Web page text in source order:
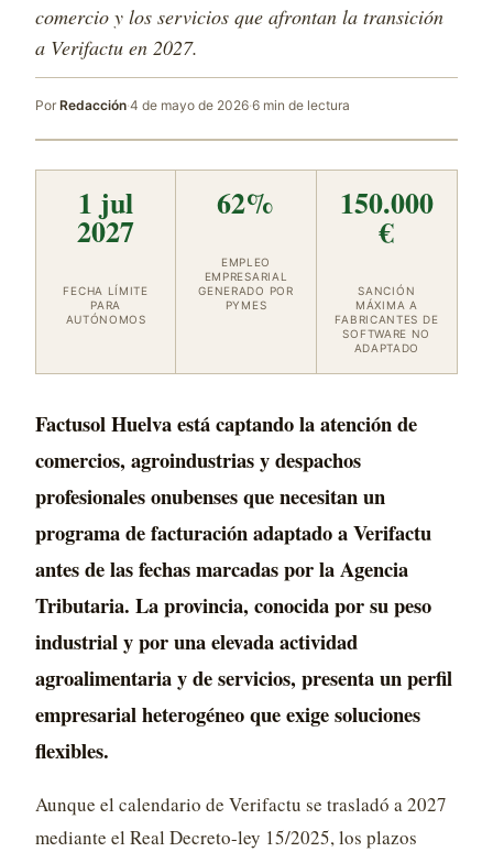
comercio y los servicios que afrontan la transición
a Verifactu en 2027.
Por Redacción·4 de mayo de 2026·6 min de lectura
1 jul
2027
FECHA LÍMITE
PARA
AUTÓNOMOS
62%
EMPLEO
EMPRESARIAL
GENERADO POR
PYMES
150.000
€
SANCIÓN
MÁXIMA A
FABRICANTES DE
SOFTWARE NO
ADAPTADO
Factusol Huelva está captando la atención de
comercios, agroindustrias y despachos
profesionales onubenses que necesitan un
programa de facturación adaptado a Verifactu
antes de las fechas marcadas por la Agencia
Tributaria. La provincia, conocida por su peso
industrial y por una elevada actividad
agroalimentaria y de servicios, presenta un perfil
empresarial heterogéneo que exige soluciones
flexibles.
Aunque el calendario de Verifactu se trasladó a 2027
mediante el Real Decreto-ley 15/2025, los plazos